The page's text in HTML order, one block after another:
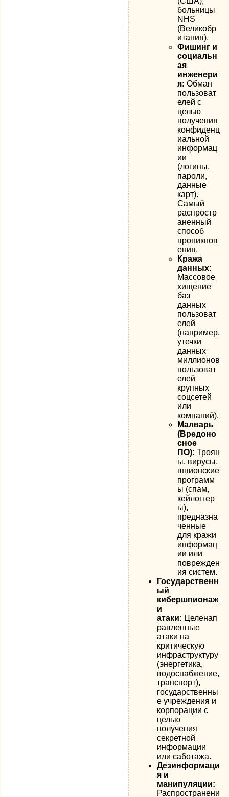
больницы
NHS
(Великобр
итания).
Фишинг и
социальн
ая
инженери
я: Обман
пользоват
елей с
целью
получения
конфиденц
иальной
информац
ии
(логины,
пароли,
данные
карт).
Самый
распростр
аненный
способ
проникнов
ения.
Кража
данных:
Массовое
хищение
баз
данных
пользоват
елей
(например,
утечки
данных
миллионов
пользоват
елей
крупных
соцсетей
или
компаний).
Малварь
(Вредоно
сное
ПО): Троян
ы, вирусы,
шпионские
программ
ы (спам,
кейлоггер
ы),
предназна
ченные
для кражи
информац
ии или
поврежден
ия систем.
Государственн
ый
кибершпионаж
и
атаки: Целенап
равленные
атаки на
критическую
инфраструктуру
(энергетика,
водоснабжение,
транспорт),
государственны
е учреждения и
корпорации с
целью
получения
секретной
информации
или саботажа.
Дезинформаци
я и
манипуляции:
Распространени